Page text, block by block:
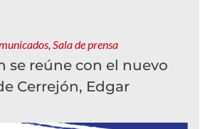
Sala de prensa
se reúne con el nuevo
Cerrejón, Edgar